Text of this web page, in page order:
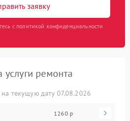
заявку
с политикой конфиденциальности
ремонта
текущую дату 07.08.2026
1260 р